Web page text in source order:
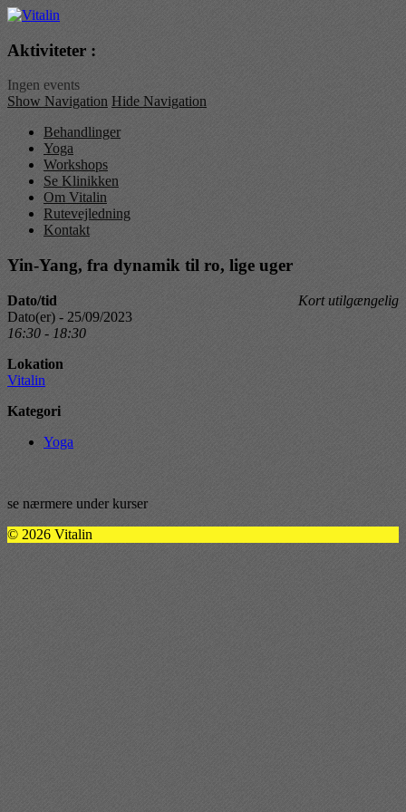
Aktiviteter :
Ingen events
Show Navigation Hide Navigation
Behandlinger
Yoga
Workshops
Se Klinikken
Om Vitalin
Rutevejledning
Kontakt
Yin-Yang, fra dynamik til ro, lige uger
Kort utilgængelig
Dato/tid
Dato(er) - 25/09/2023
16:30 - 18:30
Lokation
Vitalin
Kategori
Yoga
se nærmere under kurser
© 2026 Vitalin